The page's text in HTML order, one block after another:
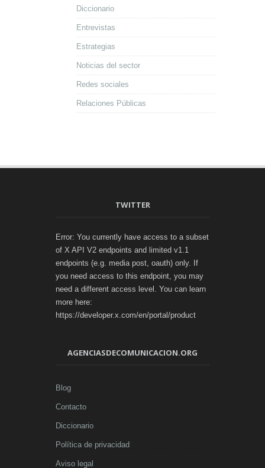
Diccionario
Entrevistas
Estrategias
Noticias del sector
Redes sociales
Relaciones Públicas
TWITTER
Error: You currently have access to a subset
of X API V2 endpoints and limited v1.1
endpoints (e.g. media post, oauth) only. If
you need access to this endpoint, you may
need a different access level. You can learn
more here:
https://developer.x.com/en/portal/product
AGENCIASDECOMUNICACION.ORG
Blog
Contacto
Diccionario
Política de privacidad
Aviso legal